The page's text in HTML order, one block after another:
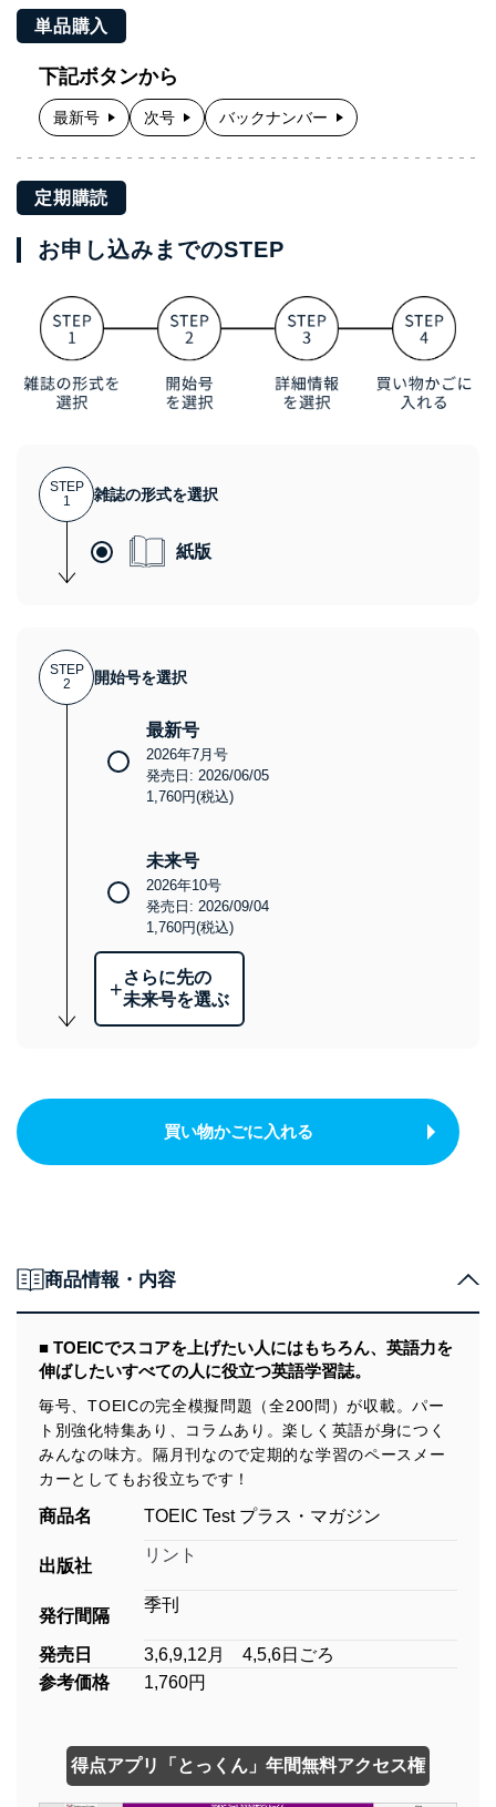
単品購入
下記ボタンから
最新号 次号 バックナンバー
定期購読
お申し込みまでのSTEP
STEP
1
雑誌の形式を選択
紙版
STEP
2
開始号を選択
最新号
2026年7月号
発売日: 2026/06/05
1,760円(税込)
未来号
2026年10号
発売日: 2026/09/04
1,760円(税込)
+さらに先の
未来号を選ぶ
買い物かごに入れる
商品情報・内容
■ TOEICでスコアを上げたい人にはもちろん、英語力を
伸ばしたいすべての人に役立つ英語学習誌。
毎号、TOEICの完全模擬問題（全200問）が収載。パー
ト別強化特集あり、コラムあり。楽しく英語が身につく
みんなの味方。隔月刊なので定期的な学習のペースメー
カーとしてもお役立ちです！
商品名 TOEIC Test プラス・マガジン
出版社
リント
発行間隔
季刊
発売日
3,6,9,12月 4,5,6日ごろ
参考価格
1,760円
得点アプリ「とっくん」年間無料アクセス権